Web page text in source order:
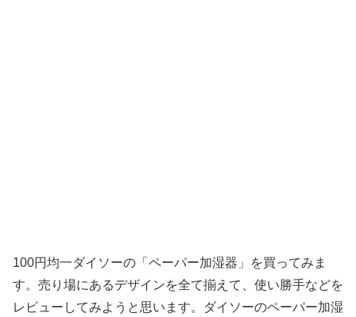
100円均一ダイソーの「ペーパー加湿器」を買ってみま
す。売り場にあるデザインを全て揃えて、使い勝手などを
レビューしてみようと思います。ダイソーのペーパー加湿